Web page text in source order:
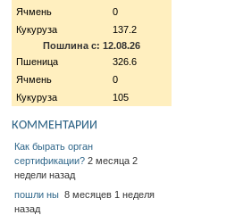
Ячмень
0
Кукуруза
137.2
Пошлина с: 12.08.26
Пшеница
326.6
Ячмень
0
Кукуруза
105
КОММЕНТАРИИ
Как бырать орган
сертификации? 2 месяца 2
недели назад
пошли ны 8 месяцев 1 неделя
назад